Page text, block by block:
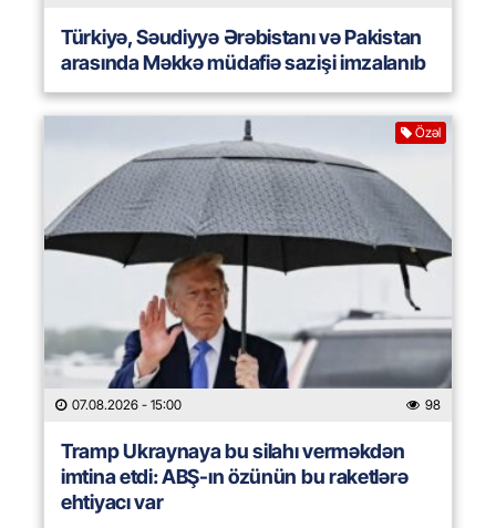
Türkiyə, Səudiyyə Ərəbistanı və Pakistan
arasında Məkkə müdafiə sazişi imzalanıb
Özəl
07.08.2026 - 15:00 98
Tramp Ukraynaya bu silahı verməkdən
imtina etdi: ABŞ-ın özünün bu raketlərə
ehtiyacı var